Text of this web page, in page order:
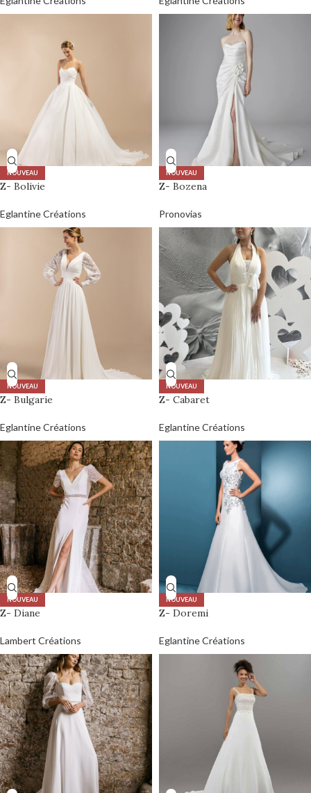
NOUVEAU
Z- Bolivie
Eglantine Créations
NOUVEAU
Z- Bozena
Pronovias
NOUVEAU
Z- Bulgarie
Eglantine Créations
NOUVEAU
Z- Cabaret
Eglantine Créations
NOUVEAU
Z- Diane
Lambert Créations
NOUVEAU
Z- Doremi
Eglantine Créations